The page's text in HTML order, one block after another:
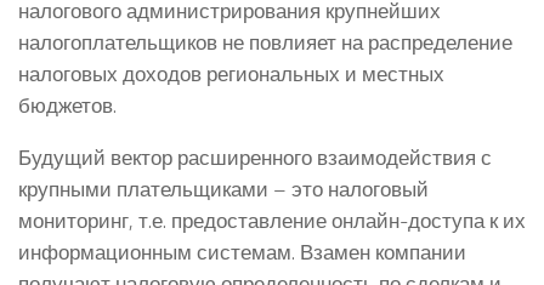
налогового администрирования крупнейших
налогоплательщиков не повлияет на распределение
налоговых доходов региональных и местных
бюджетов.
Будущий вектор расширенного взаимодействия с
крупными плательщиками – это налоговый
мониторинг, т.е. предоставление онлайн-доступа к их
информационным системам. Взамен компании